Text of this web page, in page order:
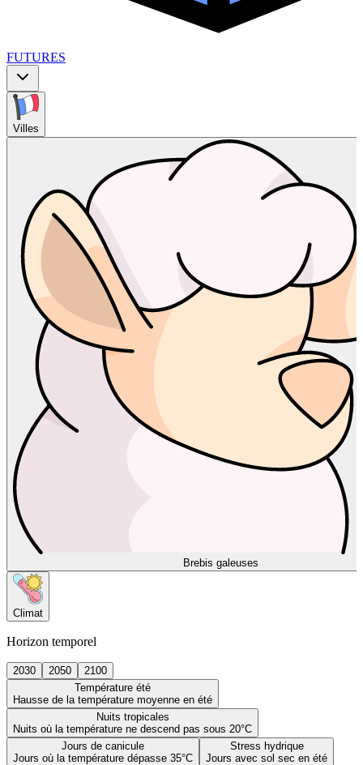
FUTURES
Villes
Brebis galeuses
Climat
Horizon temporel
2030 2050
2100
Température été
Hausse de la température moyenne en été
Nuits tropicales
Nuits où la température ne descend pas sous 20°C
Jours de canicule
Jours où la température dépasse 35°C
Stress hydrique
Jours avec sol sec en été